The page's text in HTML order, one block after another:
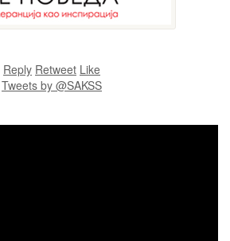
Reply Retweet Like
Tweets by @SAKSS